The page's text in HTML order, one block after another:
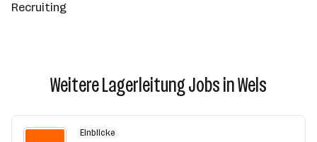
Recruiting
Weitere Lagerleitung Jobs in Wels
Einblicke